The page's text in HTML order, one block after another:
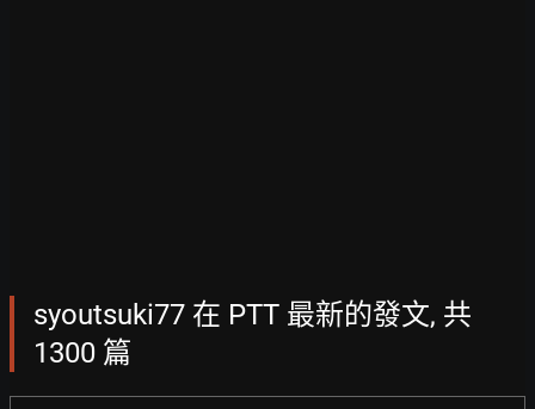
syoutsuki77 在 PTT 最新的發文, 共
1300 篇